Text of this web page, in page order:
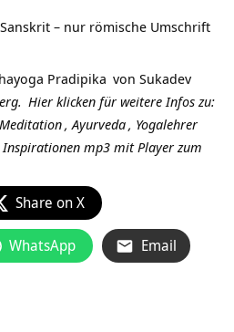
– nur römische Umschrift
Pradipika von Sukadev
Hier klicken für weitere Infos zu:
Meditation,Ayurveda, Yogalehrer
mp3 mit Player zum
Share on X
WhatsApp Email